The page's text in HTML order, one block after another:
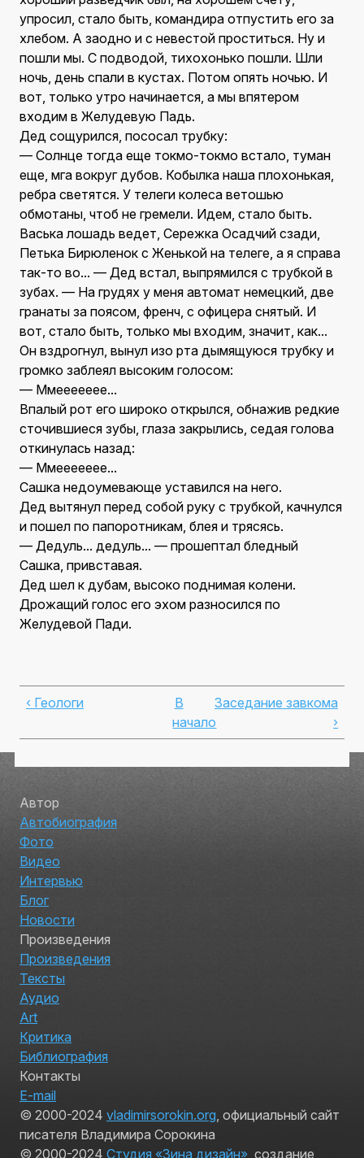
упросил, стало быть, командира отпустить его за
хлебом. А заодно и с невестой проститься. Ну и
пошли мы. С подводой, тихохонько пошли. Шли
ночь, день спали в кустах. Потом опять ночью. И
вот, только утро начинается, а мы впятером
входим в Желудевую Падь.
Дед сощурился, пососал трубку:
— Солнце тогда еще токмо-токмо встало, туман
еще, мга вокруг дубов. Кобылка наша плохонькая,
ребра светятся. У телеги колеса ветошью
обмотаны, чтоб не гремели. Идем, стало быть.
Васька лошадь ведет, Сережка Осадчий сзади,
Петька Бирюленок с Женькой на телеге, а я справа
так-то во... — Дед встал, выпрямился с трубкой в
зубах. — На грудях у меня автомат немецкий, две
гранаты за поясом, френч, с офицера снятый. И
вот, стало быть, только мы входим, значит, как...
Он вздрогнул, вынул изо рта дымящуюся трубку и
громко заблеял высоким голосом:
— Ммеееееее...
Впалый рот его широко открылся, обнажив редкие
сточившиеся зубы, глаза закрылись, седая голова
откинулась назад:
— Ммеееееее...
Сашка недоумевающе уставился на него.
Дед вытянул перед собой руку с трубкой, качнулся
и пошел по папоротникам, блея и трясясь.
— Дедуль... дедуль... — прошептал бледный
Сашка, привставая.
Дед шел к дубам, высоко поднимая колени.
Дрожащий голос его эхом разносился по
Желудевой Пади.
‹ Геологи
В
начало
Заседание завкома
›
Автор
Автобиография
Фото
Видео
Интервью
Блог
Новости
Произведения
Произведения
Тексты
Аудио
Art
Критика
Библиография
Контакты
E-mail
© 2000-2024 vladimirsorokin.org, официальный сайт
писателя Владимира Сорокина
© 2000-2024 Студия «Зина дизайн» , создание